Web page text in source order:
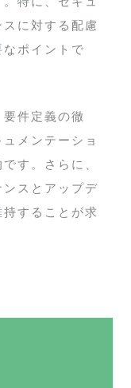
に対する配慮
ポイントで
件定義の徹
メンテーショ
す。さらに、
スとアップデ
することが求